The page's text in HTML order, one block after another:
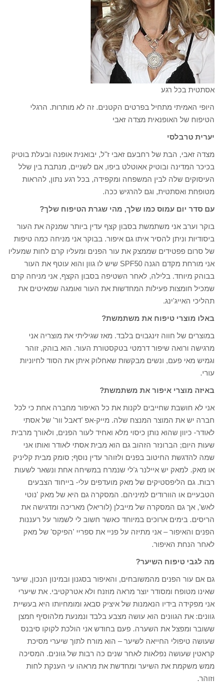
אסתטית בכל רגע
היופי האמיתי מתחיל בפרטים הקטנים. זה לא מותרות. הרגלי
הטיפוח של האופנאית מצדה זאבי
יערית טרבלסי
מצדה זאבי, הבת של רחבעם זאבי ז"ל, יבואנית אופנה ובעלת בוטיק
בכיכר המדינה ובוטיק אאוטלט ביפו, אם לשניים, מנתבת בין שלל
העיסוקים שלה לבין המשפחה ומקפידה, בכל רגע נתון, להראות
מטופחת ואסתטית, וגם להרגיש ככה.
עם סדר יום עמוס כמו שלך, מהי שגרת הטיפוח שלך?
בוקר וערב אני משתמשת בסבון קצף עדין ביותר שמנקה את העור
ביסודיות וניתן להסיר איתו גם איפור. בבוקר אני מניחה כמה טיפות
של סרום פפטידים שממצק את עור הפנים ומעליו קרם לחות שמעליו
אני מורחת מקדם הגנה SPF50 שיש לו גוון והוא עוטף את העור
בבוהק מיוחד. בלילה, לאחר השטיפה בסבון הקצף, אני מניחה קרם
שמכיל חומצות פעילות המחדשות את העור ואומגה שמאיטים את
תהליכי האייג'ינג.
באלו מוצרי טיפוח את משתמשת?
במוצרים של חווה זינגבוים בלבד. מאז שגיליתי את מוצריה אני
מרגישה ורואה שיפור דרמטי בטקסטורת העור. הוא בוהק, זוהר
וגמיש מאי פעם, ונשים מבקשות שאחלוק איתן את הסוד לחיוניות
עורי.
באיזה מוצרי איפור את משתמשת?
אני לא חושבת שחייבים לקנות את כל האיפור מחברה אחת כי לכל
חברה יש את המוצר המנצח שלה. מייק-אפ 'דאבל וור' של אסתי
לאודר- כיוון שהוא נותן כיסוי מלא ואחיד לעור הפנים, ולאורך מרבית
שעות היום; הברונזר הזהוב גם הוא מבית אסתי לאודר ואותו אני
שמה להדגשת החיטוב בפנים ולזוהר עדין נוסף; סומק מבית קליניק
או מאק. למאק יש איילנר ג'לי שנמרח במשיחה אחת ונשאר לשעות
רבות. גם הליפסטיקים של מאק מועדפים עלי- בייחוד הצבעים
הטבעיים או הוורודים למיניהם. המסקרה גם היא של מאק 'נוטי
לאש', אך גם המסקרה של מייבלן (לוריאל) מאריכה ומדגישה את
הריסים. בימים ארוכים במיוחד כאשר חשוב לי לשמור על רעננות
הפנים והאיפור – אני מתיזה על פניי את ספריי 'הפיקס' של מאק
לאחר הנחת האיפור.
מה לגבי טיפוח השיער?
גם אם עור הפנים מהמשובחים, והאיפור בסגנון ובמינון הנכון, שיער
שאינו מטופח ומסודר יוצר מראה מוזנח ולא אטרקטיבי. את שיערי
אני מפקידה בידיו הנאמנות של איציק סבאג ומומחיותו היא בעשיית
גוונים: את הגוונים הוא עושה מצבע בלבד ונמנעת מלהוסיף חמצן
ששובר ומפצל את השערה. פעם בחודש אני הולכת לקוקו סיבנס
שעושה טיפולי החייאה לשיער – הוא מורח לתוך שיערי מסיכת
קראטין שעושה נפלאות לאחר שנים כה רבות של גוונים. המסיכה
ממש משקמת את השיער ומחדשת את מראהו עי הענקת לחות
וזוהר.